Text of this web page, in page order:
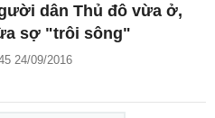
dân Thủ đô vừa ở,
sợ "trôi sông"
24/09/2016